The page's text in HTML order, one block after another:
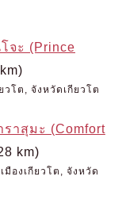
จะ (Prince
วโต, จังหวัดเกียวโต
าสุมะ (Comfort
km)
มืองเกียวโต, จังหวัด